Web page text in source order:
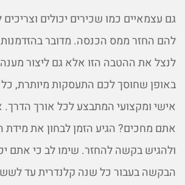
גם עצמאיים כמו שכירים יכולים
להם החזר ממס הכנסה. מדובר
לנצל את ההטבה הזו אלא גם ליצור מענה
באופן שחוסך לכם התעסקות מיותרת, כל
אישי ומקצועי המתבצע לכל אורך
אתם מחכים? הגיע הזמן לבחון את
ולהגיש בקשה להחזר. שימו לב כי אתם
הבקשה בעבור כל שנה קלנדרית עד לשש